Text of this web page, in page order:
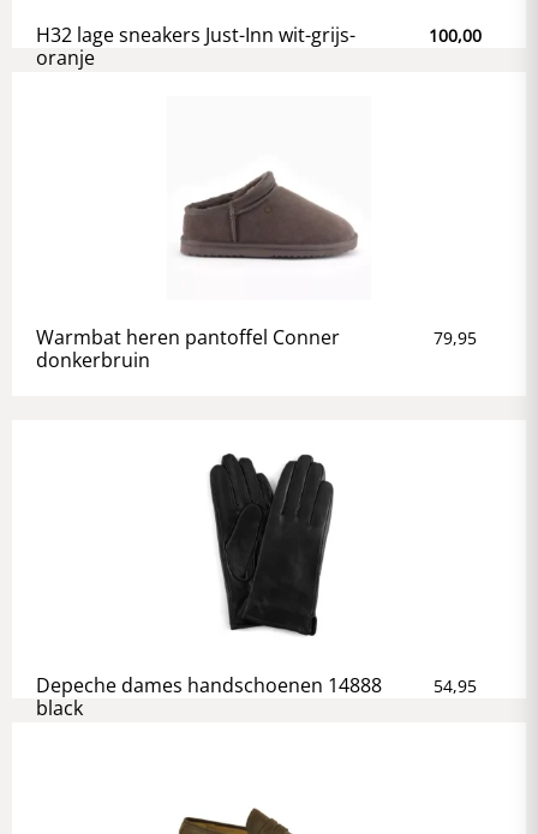
H32 lage sneakers Just-Inn wit-grijs-
oranje
100,00
Warmbat heren pantoffel Conner
donkerbruin
79,95
Depeche dames handschoenen 14888
black
54,95